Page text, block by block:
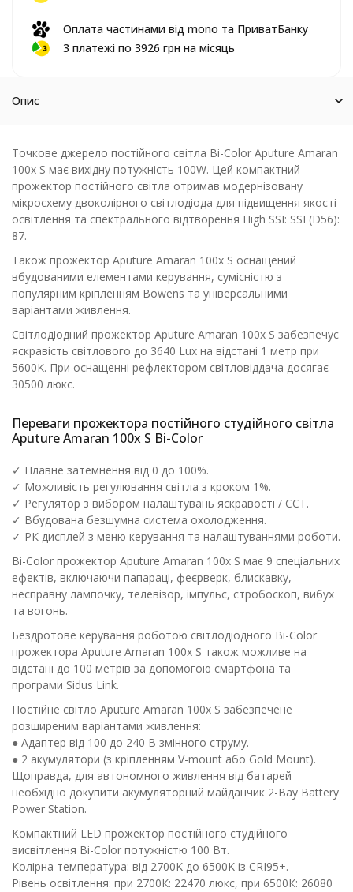
Оплата частинами від mono та ПриватБанку
3 платежі по 3926 грн на місяць
Опис
Точкове джерело постійного світла Bi-Color Aputure Amaran
100x S має вихідну потужність 100W. Цей компактний
прожектор постійного світла отримав модернізовану
мікросхему двоколірного світлодіода для підвищення якості
освітлення та спектрального відтворення High SSI: SSI (D56):
87.
Також прожектор Aputure Amaran 100x S оснащений
вбудованими елементами керування, сумісністю з
популярним кріпленням Bowens та універсальними
варіантами живлення.
Світлодіодний прожектор Aputure Amaran 100x S забезпечує
яскравість світлового до 3640 Lux на відстані 1 метр при
5600K. При оснащенні рефлектором світловіддача досягає
30500 люкс.
Переваги прожектора постійного студійного світла
Aputure Amaran 100x S Bi-Color
✓ Плавне затемнення від 0 до 100%.
✓ Можливість регулювання світла з кроком 1%.
✓ Регулятор з вибором налаштувань яскравості / CCT.
✓ Вбудована безшумна система охолодження.
✓ РК дисплей з меню керування та налаштуваннями роботи.
Bi-Color прожектор Aputure Amaran 100x S має 9 спеціальних
ефектів, включаючи папараці, феєрверк, блискавку,
несправну лампочку, телевізор, імпульс, стробоскоп, вибух
та вогонь.
Бездротове керування роботою світлодіодного Bi-Color
прожектора Aputure Amaran 100x S також можливе на
відстані до 100 метрів за допомогою смартфона та
програми Sidus Link.
Постійне світло Aputure Amaran 100x S забезпечене
розширеним варіантами живлення:
● Адаптер від 100 до 240 В змінного струму.
● 2 акумулятори (з кріпленням V-mount або Gold Mount).
Щоправда, для автономного живлення від батарей
необхідно докупити акумуляторний майданчик 2-Bay Battery
Power Station.
Компактний LED прожектор постійного студійного
висвітлення Bi-Color потужністю 100 Вт.
Колірна температура: від 2700K до 6500K із CRI95+.
Рівень освітлення: при 2700К: 22470 люкс, при 6500К: 26080